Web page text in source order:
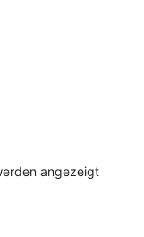
angezeigtNach